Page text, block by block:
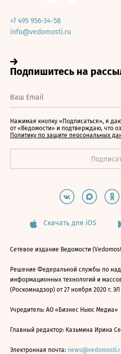
+7 495 956-34-58
info@vedomosti.ru
Нажимая кнопку «Подписаться», я
от «Ведомости» и подтверждаю, что
Политику по защите персональных
Скачать для iOS
Сетевое издание Ведомости
Решение Федеральной службы по
информационных технологий и
(Роскомнадзор) от 27 ноября 2020 г.
Учредитель: АО «Бизнес Ньюс Медиа»
Главный редактор: Казьмина Ирина
Электронная почта: